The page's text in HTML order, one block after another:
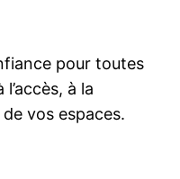
pour toutes
à la
vos espaces.